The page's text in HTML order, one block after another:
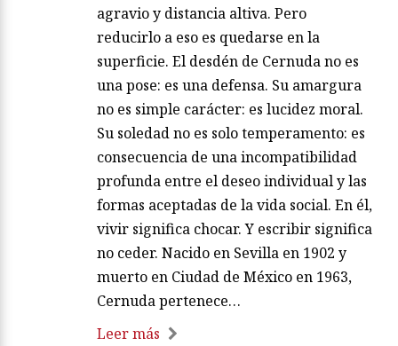
agravio y distancia altiva. Pero
reducirlo a eso es quedarse en la
superficie. El desdén de Cernuda no es
una pose: es una defensa. Su amargura
no es simple carácter: es lucidez moral.
Su soledad no es solo temperamento: es
consecuencia de una incompatibilidad
profunda entre el deseo individual y las
formas aceptadas de la vida social. En él,
vivir significa chocar. Y escribir significa
no ceder. Nacido en Sevilla en 1902 y
muerto en Ciudad de México en 1963,
Cernuda pertenece…
Leer más